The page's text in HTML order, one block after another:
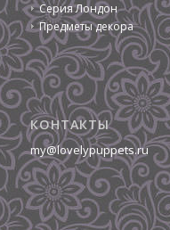
Серия Лондон
Предметы декора
КОНТАКТЫ
my@lovelypuppets.ru